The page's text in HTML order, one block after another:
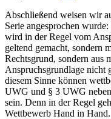
Abschließend weisen wir
Serie angesprochen
wird in der Regel vom
geltend gemacht, sondern
Rechtsgrund, sondern aus
Anspruchsgrundlage nicht
diesem Sinne können
UWG und § 3 UWG
sein. Denn in der Regel
Wettbewerb Hand in Hand.